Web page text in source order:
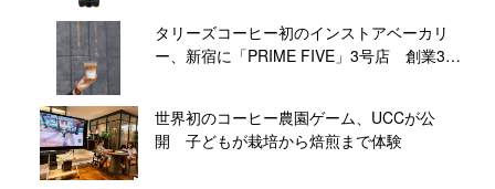
タリーズコーヒー初のインストアベーカリ
ー、新宿に「PRIME FIVE」3号店 創業30
世界初のコーヒー農園ゲーム、UCCが公
開 子どもが栽培から焙煎まで体験